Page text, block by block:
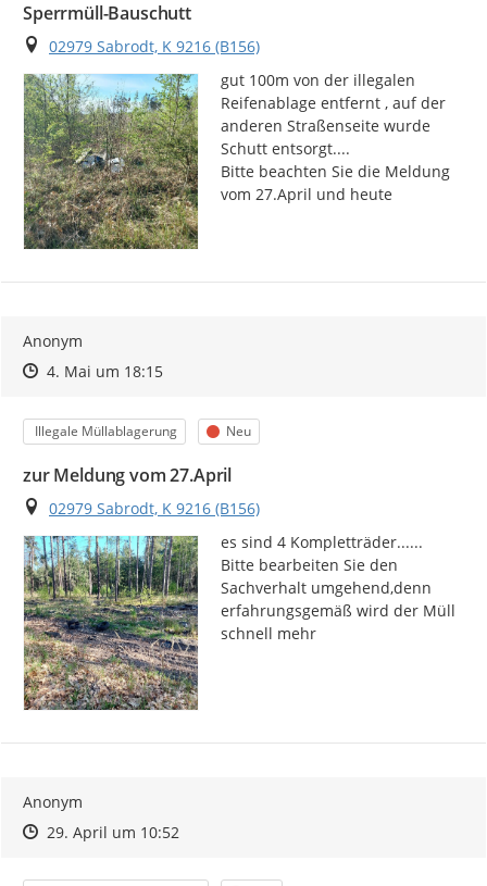
Sperrmüll-Bauschutt
Ort
02979 Sabrodt, K 9216 (B156)
gut 100m von der illegalen
Reifenablage entfernt , auf der
anderen Straßenseite wurde
Schutt entsorgt....
Bitte beachten Sie die Meldung
vom 27.April und heute
Anonym
Zeitpunkt des Erstellens
Zeitpunkt des Erstellens
4. Mai um 18:15Zur Äußerung
Kategorie
Illegale Müllablagerung Status
Neu
zur Meldung vom 27.April
Ort
02979 Sabrodt, K 9216 (B156)
es sind 4 Kompletträder......
Bitte bearbeiten Sie den
Sachverhalt umgehend,denn
erfahrungsgemäß wird der Müll
schnell mehr
Anonym
Zeitpunkt des Erstellens
Zeitpunkt des Erstellens
29. April um 10:52Zur Äußerung